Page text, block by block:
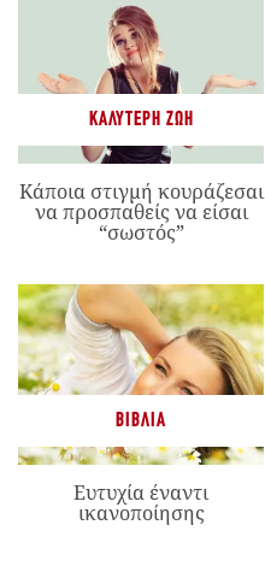
ΚΑΛΎΤΕΡΗ ΖΩΉ
Κάποια στιγμή κουράζεσαι
να προσπαθείς να είσαι
“σωστός”
ΒΙΒΛΊΑ
Ευτυχία έναντι
ικανοποίησης